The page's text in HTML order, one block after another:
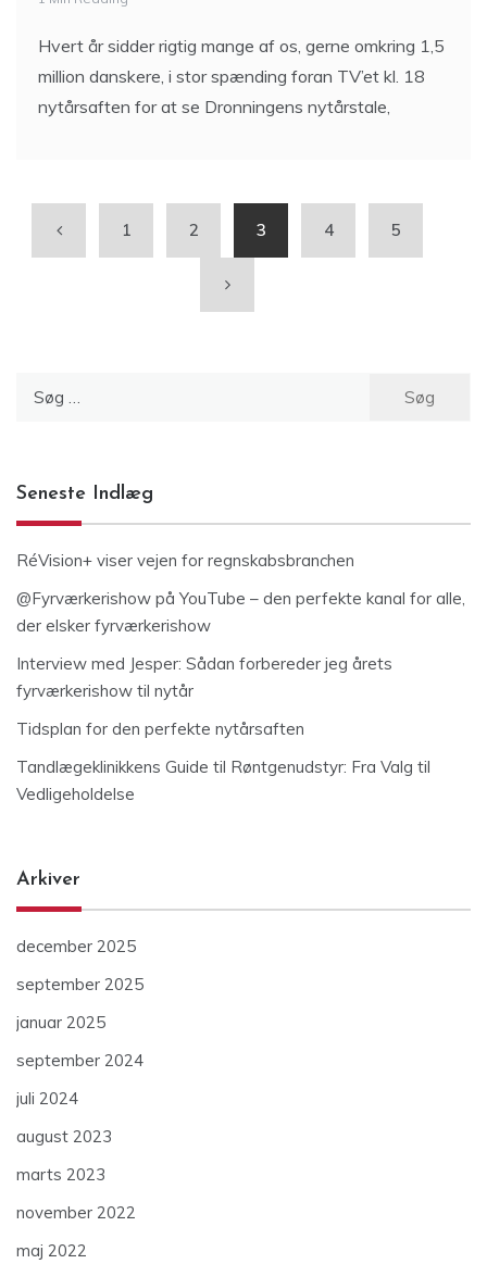
Hvert år sidder rigtig mange af os, gerne omkring 1,5
million danskere, i stor spænding foran TV’et kl. 18
nytårsaften for at se Dronningens nytårstale,
1 2 3 4 5
efter:
Seneste Indlæg
RéVision+ viser vejen for regnskabsbranchen
@Fyrværkerishow på YouTube – den perfekte kanal for alle,
der elsker fyrværkerishow
Interview med Jesper: Sådan forbereder jeg årets
fyrværkerishow til nytår
Tidsplan for den perfekte nytårsaften
Tandlægeklinikkens Guide til Røntgenudstyr: Fra Valg til
Vedligeholdelse
Arkiver
december 2025
september 2025
januar 2025
september 2024
juli 2024
august 2023
marts 2023
november 2022
maj 2022